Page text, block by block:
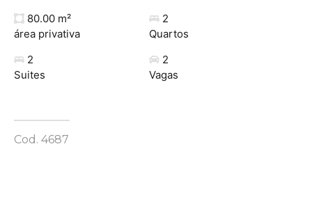
80.00 m²
área privativa
2
Quartos
2
Suites
2
Vagas
Cod. 4687